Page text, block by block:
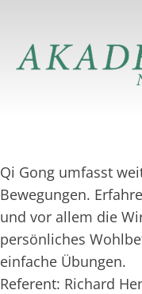
Qi Gong umfasst
Bewegungen.
und vor allem die
persönliches
einfache Übungen.
Referent: Richard